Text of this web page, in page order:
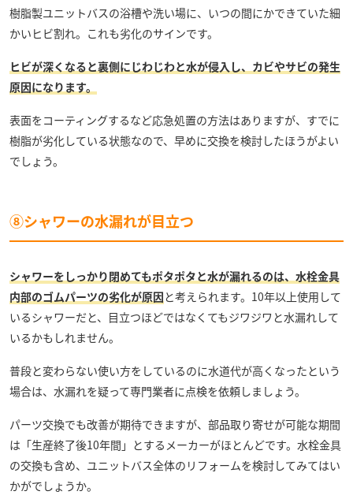
樹脂製ユニットバスの浴槽や洗い場に、いつの間にかできていた細
かいヒビ割れ。これも劣化のサインです。
ヒビが深くなると裏側にじわじわと水が侵入し、カビやサビの発生
原因になります。
表面をコーティングするなど応急処置の方法はありますが、すでに
樹脂が劣化している状態なので、早めに交換を検討したほうがよい
でしょう。
⑧シャワーの水漏れが目立つ
シャワーをしっかり閉めてもポタポタと水が漏れるのは、水栓金具
内部のゴムパーツの劣化が原因 と考えられます。10年以上使用して
いるシャワーだと、目立つほどではなくてもジワジワと水漏れして
いるかもしれません。
普段と変わらない使い方をしているのに水道代が高くなったという
場合は、水漏れを疑って専門業者に点検を依頼しましょう。
パーツ交換でも改善が期待できますが、部品取り寄せが可能な期間
は「生産終了後10年間」とするメーカーがほとんどです。水栓金具
の交換も含め、ユニットバス全体のリフォームを検討してみてはい
かがでしょうか。